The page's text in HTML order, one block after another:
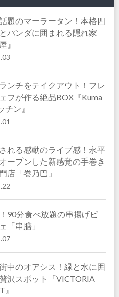
題のマーラータン！本格四
パンダに囲まれる隠れ家
』
ンチをテイクアウト！フレ
フが作る絶品BOX『Kuma
チン』
れる感動のライブ感！永平
ープンした新感覚の手巻き
店「巻乃巴」
90分食べ放題の串揚げビ
「串膳」
中のオアシス！緑と水に囲
沢スポット『VICTORIA
』